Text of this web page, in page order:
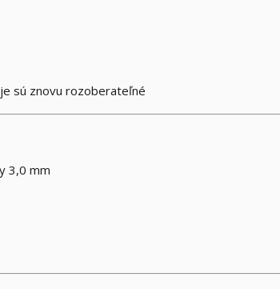
sú znovu rozoberateľné
3,0 mm